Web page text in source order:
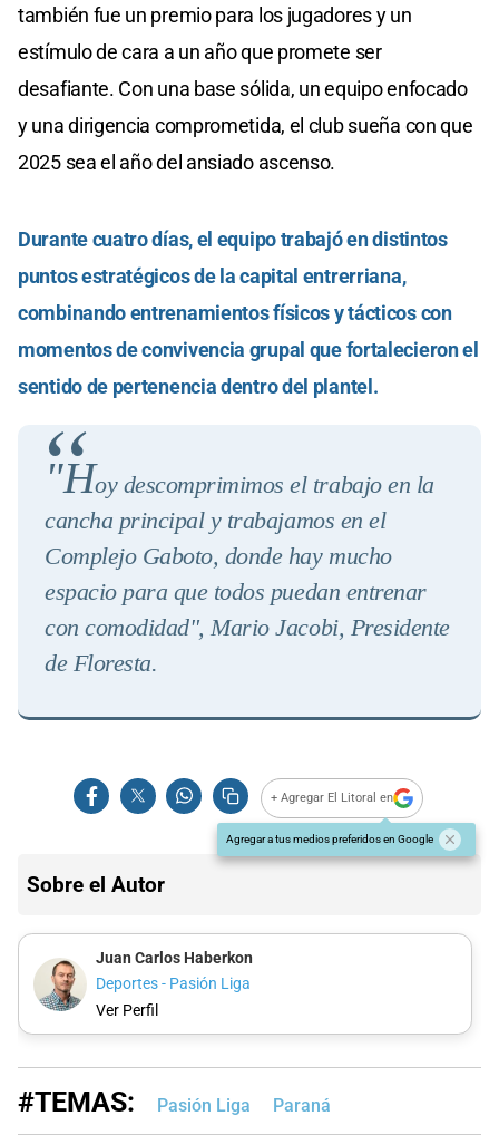
también fue un premio para los jugadores y un
estímulo de cara a un año que promete ser
desafiante. Con una base sólida, un equipo enfocado
y una dirigencia comprometida, el club sueña con que
2025 sea el año del ansiado ascenso.
Durante cuatro días, el equipo trabajó en distintos
puntos estratégicos de la capital entrerriana,
combinando entrenamientos físicos y tácticos con
momentos de convivencia grupal que fortalecieron el
sentido de pertenencia dentro del plantel.
"Hoy descomprimimos el trabajo en la
cancha principal y trabajamos en el
Complejo Gaboto, donde hay mucho
espacio para que todos puedan entrenar
con comodidad", Mario Jacobi, Presidente
de Floresta.
+ Agregar El Litoral en
Agregar a tus medios preferidos en Google
Sobre el Autor
Juan Carlos Haberkon
Deportes - Pasión Liga
Ver Perfil
#TEMAS: Pasión Liga Paraná